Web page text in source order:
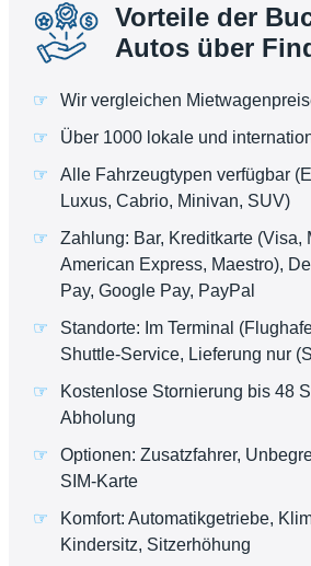
Vorteile der
Autos über
Wir vergleichen
Über 1000 lokale und
Alle Fahrzeugtypen verfügbar
Luxus, Cabrio, Minivan, SUV)
Zahlung: Bar, Kreditkarte (Visa,
American Express, Maestro),
Pay, Google Pay, PayPal
Standorte: Im Terminal
Shuttle-Service, Lieferung nur
Kostenlose Stornierung bis 48
Abholung
Optionen: Zusatzfahrer,
SIM-Karte
Komfort: Automatikgetriebe,
Kindersitz, Sitzerhöhung